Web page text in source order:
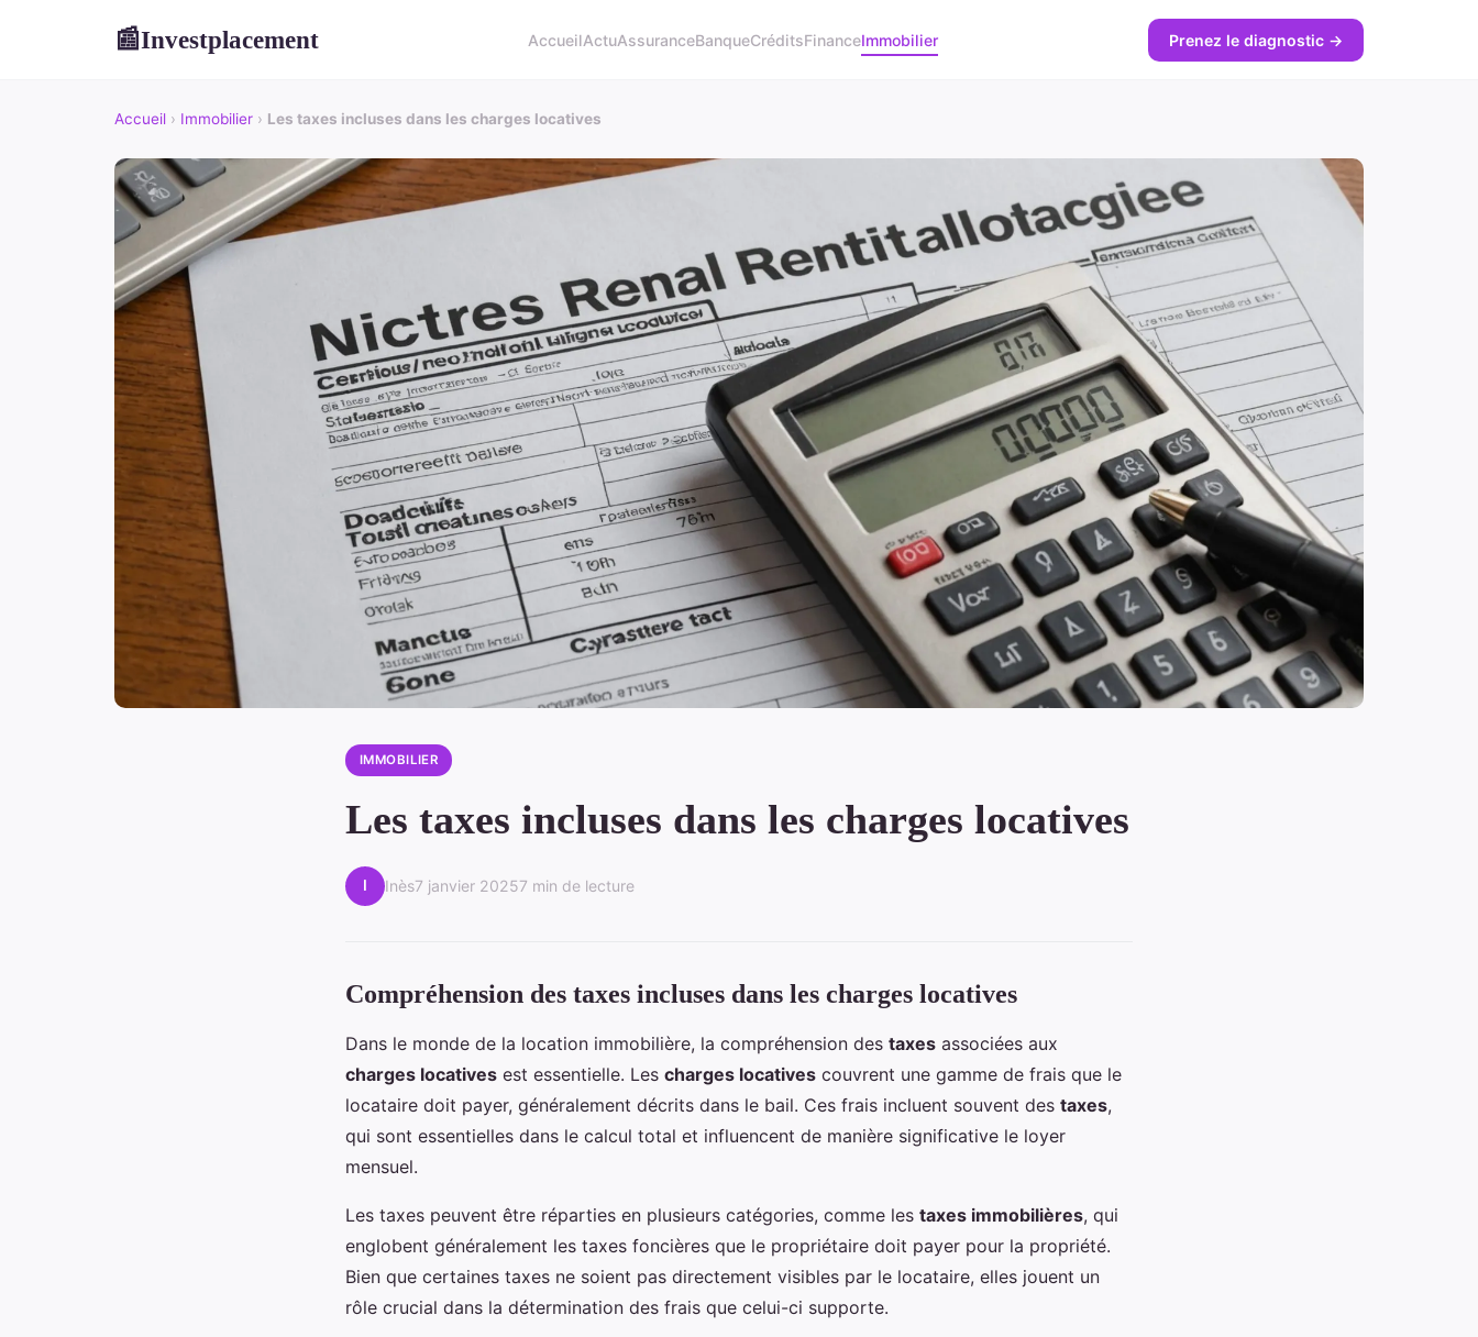
📰Investplacement AccueilActuAssuranceBanqueCréditsFinanceImmobilier Prenez le diagnostic →
Accueil › Immobilier › Les taxes incluses dans les charges locatives
IMMOBILIER
Les taxes incluses dans les charges locatives
I Inès7 janvier 20257 min de lecture
Compréhension des taxes incluses dans les charges locatives
Dans le monde de la location immobilière, la compréhension des taxes associées aux
charges locatives est essentielle. Les charges locatives couvrent une gamme de frais que le
locataire doit payer, généralement décrits dans le bail. Ces frais incluent souvent des taxes,
qui sont essentielles dans le calcul total et influencent de manière significative le loyer
mensuel.
Les taxes peuvent être réparties en plusieurs catégories, comme les taxes immobilières, qui
englobent généralement les taxes foncières que le propriétaire doit payer pour la propriété.
Bien que certaines taxes ne soient pas directement visibles par le locataire, elles jouent un
rôle crucial dans la détermination des frais que celui-ci supporte.